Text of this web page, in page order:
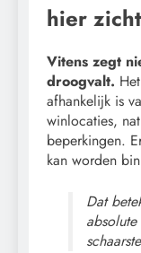
hier
Vitens zegt
droogvalt.
afhankelijk is
winlocaties,
beperkingen.
kan worden
Dat